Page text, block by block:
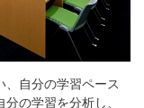
、自分の学習ペース
の学習を分析し、